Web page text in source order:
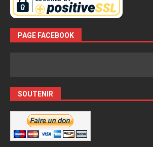
PAGE FACEBOOK
SOUTENIR